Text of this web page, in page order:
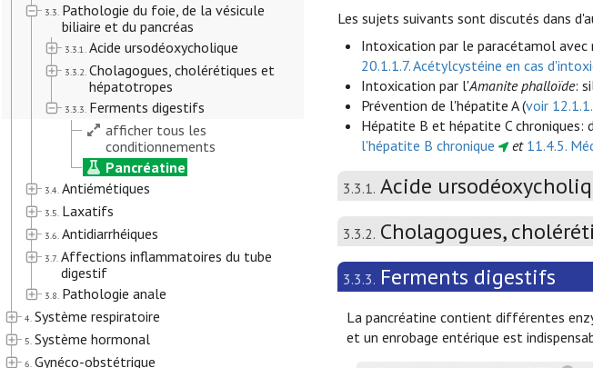
3.3. Pathologie du foie, de la vésicule
biliaire et du pancréas
3.3.1. Acide ursodéoxycholique
3.3.2. Cholagogues, cholérétiques et
hépatotropes
3.3.3. Ferments digestifs
afficher tous les
conditionnements
Pancréatine
3.4. Antiémétiques
3.5. Laxatifs
3.6. Antidiarrhéiques
3.7. Affections inflammatoires du tube
digestif
3.8. Pathologie anale
4. Système respiratoire
5. Système hormonal
6. Gynéco-obstétrique
Les sujets suivants sont discutés dans
Intoxication par le paracétamol avec
20.1.1.7. Acétylcystéine en cas
Intoxication par l'Amanite phalloïde:
Prévention de l'hépatite A (voir
Hépatite B et hépatite C chroniques:
l'hépatite B chronique
et 11.4.5.
3.3.1. Acide
3.3.2. Cholagogues,
3.3.3. Ferments digestifs
La pancréatine contient différentes
et un enrobage entérique est